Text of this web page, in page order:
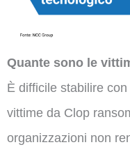
Quante sono le
È difficile stabilire
vittime da Clop
organizzazioni non